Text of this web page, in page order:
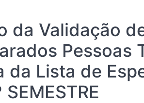
da Validação
Pessoas
da Lista de